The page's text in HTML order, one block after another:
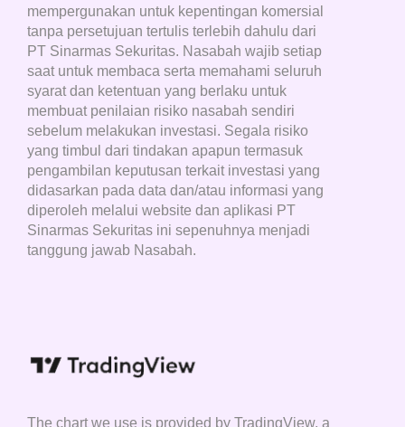
mempergunakan untuk kepentingan komersial
tanpa persetujuan tertulis terlebih dahulu dari
PT Sinarmas Sekuritas. Nasabah wajib setiap
saat untuk membaca serta memahami seluruh
syarat dan ketentuan yang berlaku untuk
membuat penilaian risiko nasabah sendiri
sebelum melakukan investasi. Segala risiko
yang timbul dari tindakan apapun termasuk
pengambilan keputusan terkait investasi yang
didasarkan pada data dan/atau informasi yang
diperoleh melalui website dan aplikasi PT
Sinarmas Sekuritas ini sepenuhnya menjadi
tanggung jawab Nasabah.
The chart we use is provided by TradingView, a